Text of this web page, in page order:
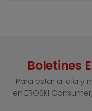
Boletines
Para estar al día y
en EROSKI